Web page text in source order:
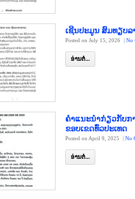
ເຊີນປະມູນ ສົມທຽບລ
Posted on July 15, 2026 | No
ອ່ານຕໍ່...
ຄໍາແນະນໍາກ່ຽວກັບກ
ຂອບເຂດທົ່ວປະເທດ
Posted on April 9, 2025 | No
ອ່ານຕໍ່...